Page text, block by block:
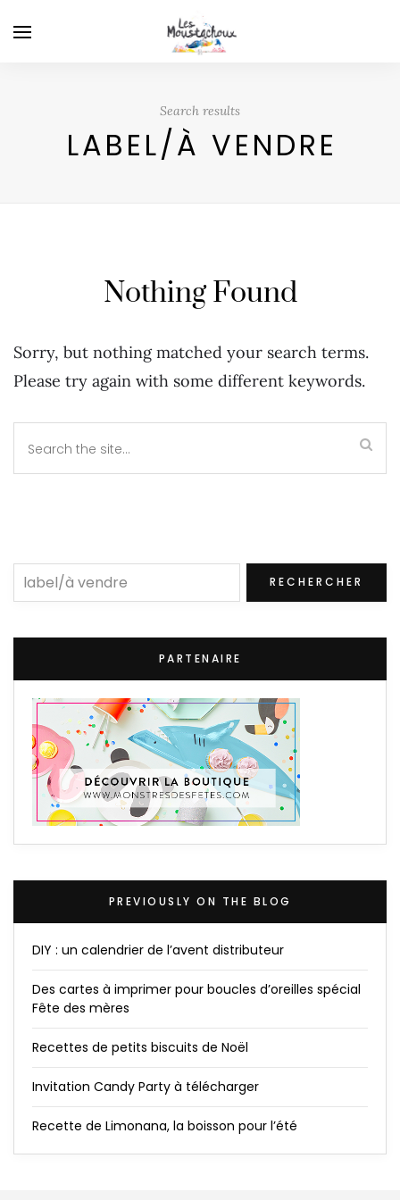
Search results
LABEL/À VENDRE
Nothing Found
Sorry, but nothing matched your search terms.
Please try again with some different keywords.
Rechercher RECHERCHER
PARTENAIRE
PREVIOUSLY ON THE BLOG
DIY : un calendrier de l’avent distributeur
Des cartes à imprimer pour boucles d’oreilles spécial
Fête des mères
Recettes de petits biscuits de Noël
Invitation Candy Party à télécharger
Recette de Limonana, la boisson pour l’été